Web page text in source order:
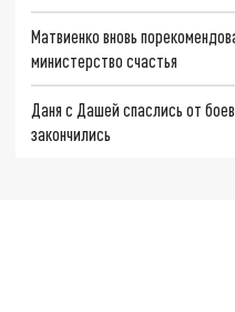
Матвиенко вновь
министерство счастья
Даня с Дашей спаслись от
закончились